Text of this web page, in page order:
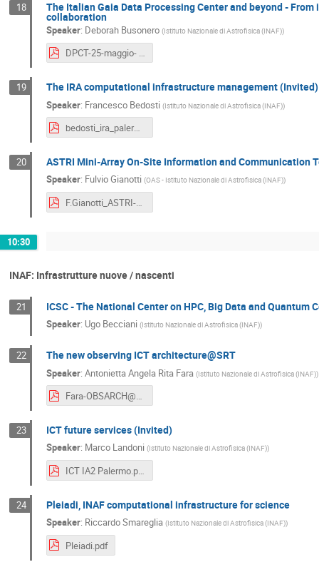
18 The Italian Gaia Data Processing Center and beyond -
collaboration
Speaker: Deborah Busonero (Istituto Nazionale di Astrofisica (INAF))
DPCT-25-maggio- IA2.pdf
19 The IRA computational infrastructure management (Invited)
Speaker: Francesco Bedosti (Istituto Nazionale di Astrofisica (INAF))
bedosti_ira_palermo_2022.pdf
20 ASTRI Mini-Array On-Site Information and Communication
Speaker: Fulvio Gianotti (OAS - Istituto Nazionale di Astrofisica (INAF))
F.Gianotti_ASTRI-MA_ICT_Infrastructures_Worshop_Palermo_05_2022_V4.pdf
10:30
INAF: Infrastrutture nuove / nascenti
21 ICSC - The National Center on HPC, Big Data and Quantum
Speaker: Ugo Becciani (Istituto Nazionale di Astrofisica (INAF))
22 The new observing ICT architecture@SRT
Speaker: Antonietta Angela Rita Fara (Istituto Nazionale di Astrofisica (INAF))
Fara-OBSARCH@SRT-25mag2022.pdf
23 ICT future services (Invited)
Speaker: Marco Landoni (Istituto Nazionale di Astrofisica (INAF))
ICT IA2 Palermo.pdf
24 Pleiadi, INAF computational infrastructure for science
Speaker: Riccardo Smareglia (Istituto Nazionale di Astrofisica (INAF))
Pleiadi.pdf